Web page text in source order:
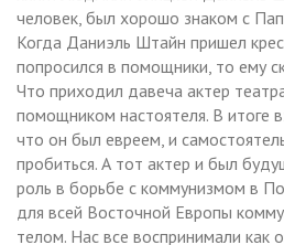
человек, был хорошо знаком с
Когда Даниэль Штайн пришел
попросился в помощники, то ему
Что приходил давеча актер
помощником настоятеля. В итоге
что он был евреем, и
пробиться. А тот актер и был
роль в борьбе с коммунизмом в
для всей Восточной Европы
телом. Нас все воспринимали как